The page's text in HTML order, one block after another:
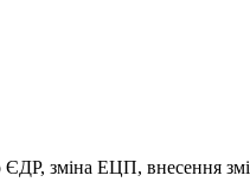
зміна ЕЦП, внесення